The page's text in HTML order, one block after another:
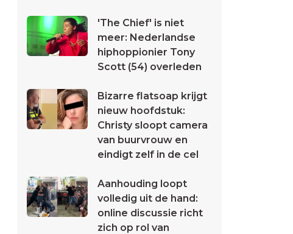
'The Chief' is niet
meer: Nederlandse
hiphoppionier Tony
Scott (54) overleden
Bizarre flatsoap krijgt
nieuw hoofdstuk:
Christy sloopt camera
van buurvrouw en
eindigt zelf in de cel
Aanhouding loopt
volledig uit de hand:
online discussie richt
zich op rol van